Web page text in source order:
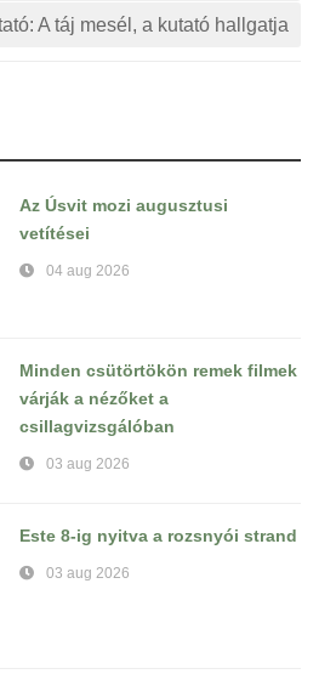
A táj mesél, a kutató hallgatja
Az Úsvit mozi augusztusi
vetítései
04 aug 2026
Minden csütörtökön remek filmek
várják a nézőket a
csillagvizsgálóban
03 aug 2026
Este 8-ig nyitva a rozsnyói strand
03 aug 2026